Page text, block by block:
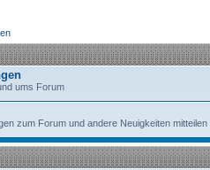
ums Forum
zum Forum und andere Neuigkeiten mitteilen